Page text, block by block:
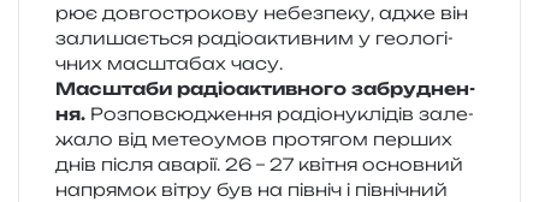
рює дов­го­стро­ко­ву небез­пе­ку, адже він
зали­ша­є­ться радіо­актив­ним у гео­ло­гі­
чних мас­шта­бах часу.
Масштаби радіо­актив­но­го забру­дне­н­
ня. Розповсюдження радіо­ну­клі­дів зале­
жа­ло від метео­у­мов про­тя­гом пер­ших
днів після ава­рії. 26 – 27 кві­тня основ­ний
напря­мок вітру був на пів­ніч і пів­ні­чний